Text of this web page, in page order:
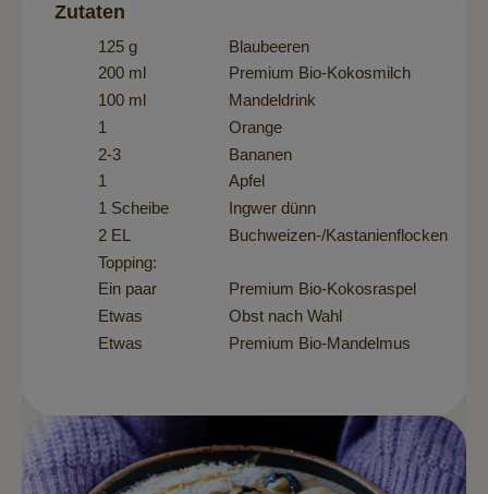
Zutaten
125 g
Blaubeeren
200 ml
Premium Bio-Kokosmilch
100 ml
Mandeldrink
1
Orange
2-3
Bananen
1
Apfel
1 Scheibe
Ingwer dünn
2 EL
Buchweizen-/Kastanienflocken
Topping:
Ein paar
Premium Bio-Kokosraspel
Etwas
Obst nach Wahl
Etwas
Premium Bio-Mandelmus